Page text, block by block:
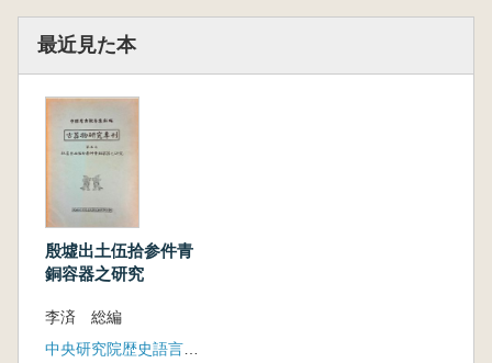
最近見た本
殷墟出土伍拾参件青
銅容器之研究
李済 総編